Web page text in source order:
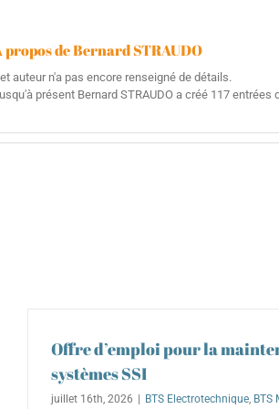
propos deBernard STRAUDO
auteur n'a pas encore renseigné de détails.
présent Bernard STRAUDO a créé 117 entrées
Offre d’emploi pour la
systèmes SSI
juillet 16th, 2026 BTS Electrotechnique, BTS